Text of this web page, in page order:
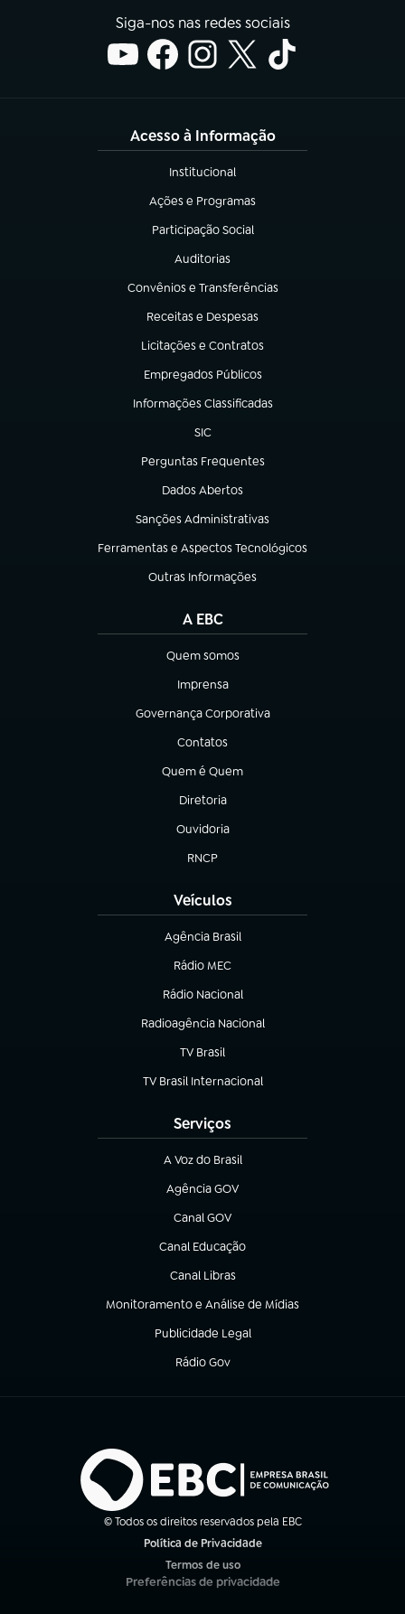
Siga-nos nas redes sociais
Acesso à Informação
Institucional
(abre em nova aba)
Ações e Programas
(abre em nova aba)
Participação Social
(abre em nova aba)
Auditorias
(abre em nova aba)
Convênios e Transferências
(abre em nova aba)
Receitas e Despesas
(abre em nova aba)
Licitações e Contratos
(abre em nova aba)
Empregados Públicos
(abre em nova aba)
Informações Classificadas
(abre em nova aba)
SIC
(abre em nova aba)
Perguntas Frequentes
(abre em nova aba)
Dados Abertos
(abre em nova aba)
Sanções Administrativas
(abre em nova aba)
Ferramentas e Aspectos Tecnológicos
(abre em nova aba)
Outras Informações
(abre em nova aba)
A EBC
Quem somos
(abre em nova aba)
Imprensa
(abre em nova aba)
Governança Corporativa
(abre em nova aba)
Contatos
(abre em nova aba)
Quem é Quem
(abre em nova aba)
Diretoria
(abre em nova aba)
Ouvidoria
(abre em nova aba)
RNCP
(abre em nova aba)
Veículos
Agência Brasil
(abre em nova aba)
Rádio MEC
(abre em nova aba)
Rádio Nacional
Radioagência Nacional
(abre em nova aba)
TV Brasil
(abre em nova aba)
TV Brasil Internacional
(abre em nova aba)
Serviços
A Voz do Brasil
(abre em nova aba)
Agência GOV
(abre em nova aba)
Canal GOV
(abre em nova aba)
Canal Educação
(abre em nova aba)
Canal Libras
(abre em nova aba)
Monitoramento e Análise de Mídias
(abre em nova aba)
Publicidade Legal
(abre em nova aba)
Rádio Gov
(abre em nova aba)
© Todos os direitos reservados pela EBC
Política de Privacidade
Termos de uso
(abre em nova aba)
Preferências de privacidade